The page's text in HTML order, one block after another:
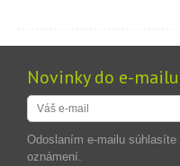
Novinky do e-mailu
Odoslaním e-mailu
oznámení.